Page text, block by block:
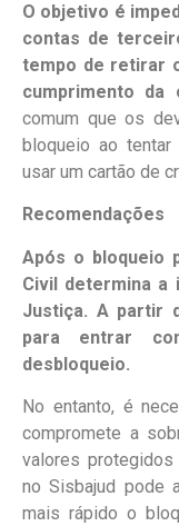
O objetivo é
contas de
tempo de retirar
cumprimento da
comum que os
bloqueio ao tentar
usar um cartão de
Recomendações
Após o bloqueio
Civil determina a
Justiça. A partir
para entrar
desbloqueio.
No entanto, é
compromete a
valores protegidos
no Sisbajud pode
mais rápido o